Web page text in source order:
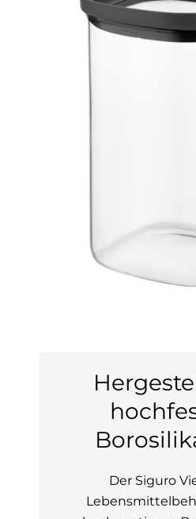
Der Siguro